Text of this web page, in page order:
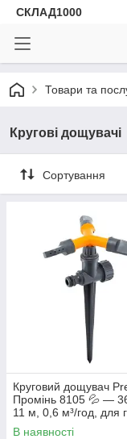
СКЛАД1000
Товари та
Кругові дощувачі
Сортування
Круговий дощувач
Промінь 8105 💦 —
11 м, 0,6 м³/год, для
та городу
В наявності